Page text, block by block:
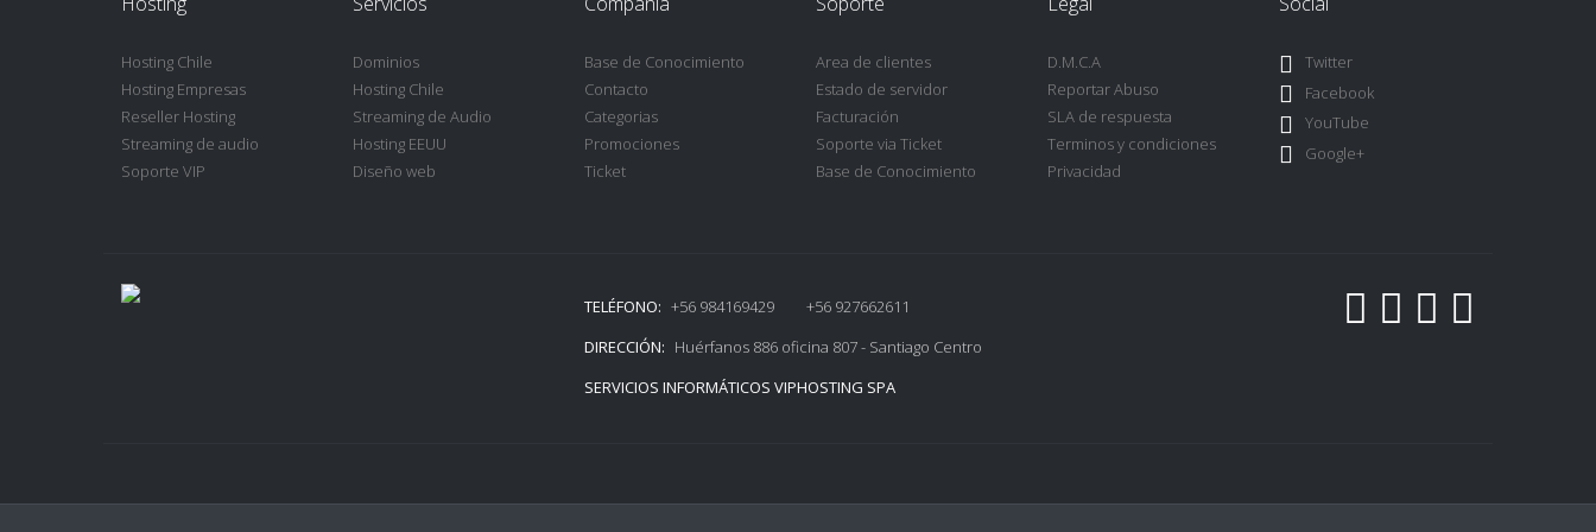
Hosting Chile
Hosting Empresas
Reseller Hosting
Streaming de audio
Soporte VIP
Dominios
Hosting Chile
Streaming de Audio
Hosting EEUU
Diseño web
Base de Conocimiento
Contacto
Categorias
Promociones
Ticket
Area de clientes
Estado de servidor
Facturación
Soporte via Ticket
Base de Conocimiento
D.M.C.A
Reportar Abuso
SLA de respuesta
Terminos y condiciones
Privacidad
Twitter
Facebook
YouTube
Google+
TELÉFONO: +56 984169429 +56 927662611
DIRECCIÓN: Huérfanos 886 oficina 807 - Santiago Centro
SERVICIOS INFORMÁTICOS VIPHOSTING SPA